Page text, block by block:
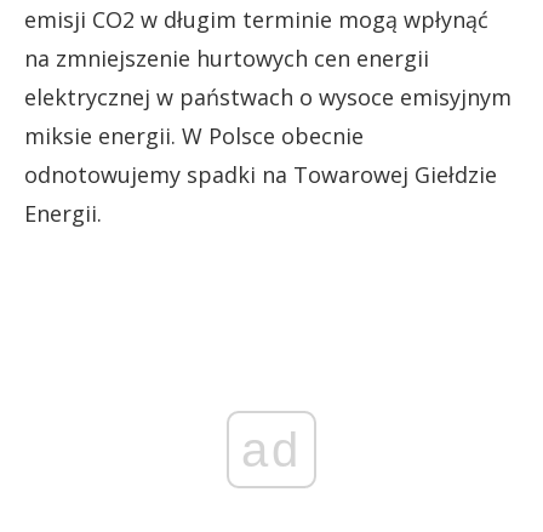
emisji CO2 w długim terminie mogą wpłynąć
na zmniejszenie hurtowych cen energii
elektrycznej w państwach o wysoce emisyjnym
miksie energii. W Polsce obecnie
odnotowujemy spadki na Towarowej Giełdzie
Energii.
ad